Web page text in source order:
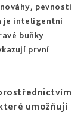
pevnosti
je inteligentní
buňky
první
umožňují